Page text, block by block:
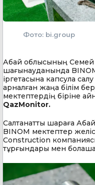
Фото: bi.group
Абай облысының Семей
шағынауданында
іргетасына капсула
арналған жаңа білім
мектептердің біріне
QazMonitor.
Салтанатты шараға Абай
BINOM мектептер
Construction
тұрғындары мен